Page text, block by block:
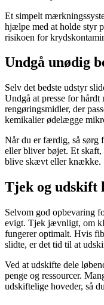
Et simpelt
hjælpe med at holde styr
risikoen for
Undgå unødig
Selv det bedste udstyr
Undgå at presse for
rengøringsmidler, der
kemikalier ødelægge
Når du er færdig, så sørg
eller bliver bøjet. Et
blive skævt eller knække.
Tjek og udskift
Selvom god opbevaring
evigt. Tjek jævnligt, om
fungerer optimalt. Hvis
slidte, er det tid til at
Ved at udskifte dele
penge og ressourcer.
udskiftelige hoveder, så